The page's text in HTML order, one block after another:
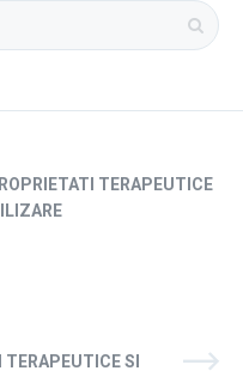
TERAPEUTICE
SI